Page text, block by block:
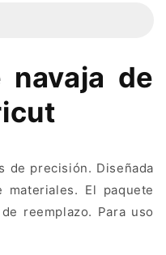
navaja de
de precisión. Diseñada
El paquete
reemplazo. Para uso